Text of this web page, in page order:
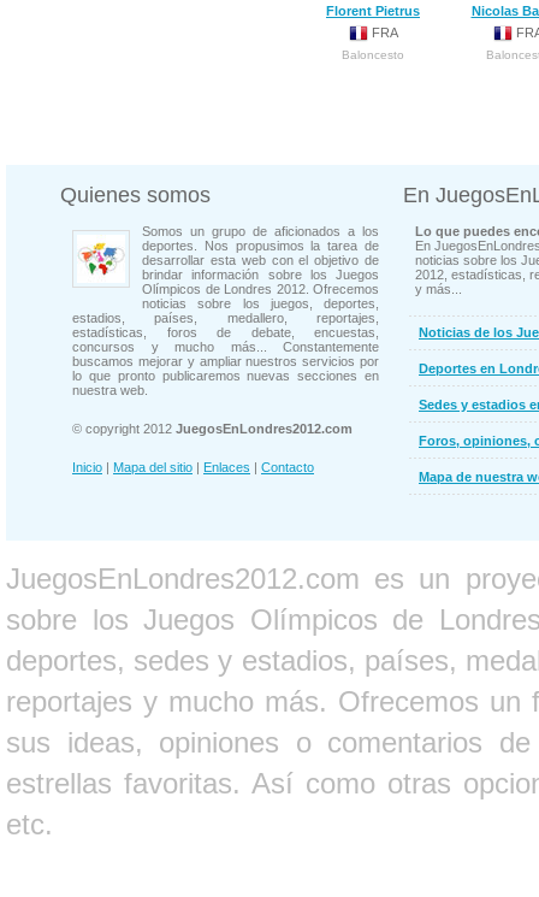
Florent Pietrus
FRA
Baloncesto
Nicolas
Quienes somos
Somos un grupo de aficionados a los
deportes. Nos propusimos la tarea de
desarrollar esta web con el objetivo de
brindar información sobre los Juegos
Olímpicos de Londres 2012. Ofrecemos
noticias sobre los juegos, deportes,
estadios, países, medallero, reportajes,
estadísticas, foros de debate, encuestas,
concursos y mucho más... Constantemente
buscamos mejorar y ampliar nuestros servicios por
lo que pronto publicaremos nuevas secciones en
nuestra web.
© copyright 2012 JuegosEnLondres2012.com
Inicio | Mapa del sitio | Enlaces | Contacto
En
Lo que puedes
En
noticias sobre los
2012, estadísticas,
y más...
Noticias de los
Deportes en
Sedes y estadios
Foros, opiniones,
Mapa de nuestra
JuegosEnLondres2012.com es un
sobre los Juegos Olímpicos de
deportes, sedes y estadios, países,
reportajes y mucho más. Ofrecemos un
sus ideas, opiniones o comentarios
estrellas favoritas. Así como otras
etc.